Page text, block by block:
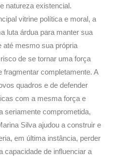
natureza existencial.
vitrine política e moral, a
luta árdua para manter sua
até mesmo sua própria
de se tornar uma força
fragmentar completamente. A
quadros e de defender
com a mesma força e
seriamente comprometida,
Silva ajudou a construir e
em última instância, perder
capacidade de influenciar a